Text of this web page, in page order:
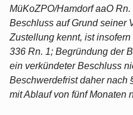
MüKoZPO/Hamdorf aaO
Beschluss auf Grund seiner
Zustellung kennt, ist
336 Rn. 1; Begründung der
ein verkündeter Beschluss
Beschwerdefrist daher nach
mit Ablauf von fünf Monaten